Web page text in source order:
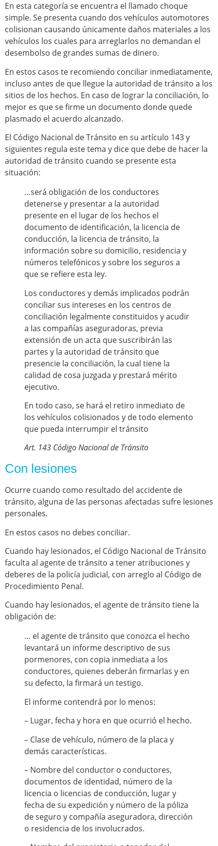
En esta categoría se encuentra el llamado choque
simple. Se presenta cuando dos vehículos automotores
colisionan causando únicamente daños materiales a los
vehículos los cuales para arreglarlos no demandan el
desembolso de grandes sumas de dinero.
En estos casos te recomiendo conciliar inmediatamente,
incluso antes de que llegue la autoridad de tránsito a los
sitios de los hechos. En caso de lograr la conciliación, lo
mejor es que se firme un documento donde quede
plasmado el acuerdo alcanzado.
El Código Nacional de Tránsito en su artículo 143 y
siguientes regula este tema y dice que debe de hacer la
autoridad de tránsito cuando se presente esta
situación:
…será obligación de los conductores
detenerse y presentar a la autoridad
presente en el lugar de los hechos el
documento de identificación, la licencia de
conducción, la licencia de tránsito, la
información sobre su domicilio, residencia y
números telefónicos y sobre los seguros a
que se refiere esta ley.
Los conductores y demás implicados podrán
conciliar sus intereses en los centros de
conciliación legalmente constituidos y acudir
a las compañías aseguradoras, previa
extensión de un acta que suscribirán las
partes y la autoridad de tránsito que
presencie la conciliación, la cual tiene la
calidad de cosa juzgada y prestará mérito
ejecutivo.
En todo caso, se hará el retiro inmediato de
los vehículos colisionados y de todo elemento
que pueda interrumpir el tránsito
Art. 143 Código Nacional de Tránsito
Con lesiones
Ocurre cuando como resultado del accidente de
tránsito, alguna de las personas afectadas sufre lesiones
personales.
En estos casos no debes conciliar.
Cuando hay lesionados, el Código Nacional de Tránsito
faculta al agente de tránsito a tener atribuciones y
deberes de la policía judicial, con arreglo al Código de
Procedimiento Penal.
Cuando hay lesionados, el agente de tránsito tiene la
obligación de:
… el agente de tránsito que conozca el hecho
levantará un informe descriptivo de sus
pormenores, con copia inmediata a los
conductores, quienes deberán firmarlas y en
su defecto, la firmará un testigo.
El informe contendrá por lo menos:
– Lugar, fecha y hora en que ocurrió el hecho.
– Clase de vehículo, número de la placa y
demás características.
– Nombre del conductor o conductores,
documentos de identidad, número de la
licencia o licencias de conducción, lugar y
fecha de su expedición y número de la póliza
de seguro y compañía aseguradora, dirección
o residencia de los involucrados.